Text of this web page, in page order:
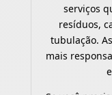
serviços
resíduos,
tubulação.
mais